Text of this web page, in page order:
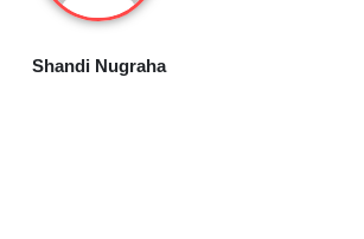
Shandi Nugraha